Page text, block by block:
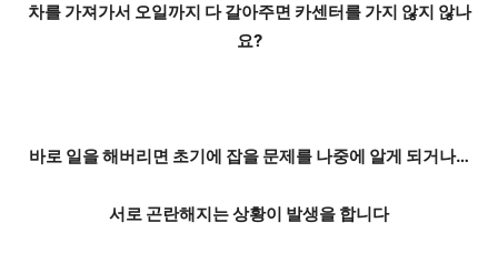
차를 가져가서 오일까지 다 갈아주면 카센터를 가지 않지 않나
요?
바로 일을 해버리면 초기에 잡을 문제를 나중에 알게 되거나…
서로 곤란해지는 상황이 발생을 합니다